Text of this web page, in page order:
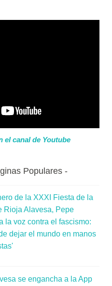
el canal de Youtube
Populares
de la XXXI Fiesta de la
Rioja Alavesa, Pepe
la voz contra el fascismo:
dejar el mundo en manos
se engancha a la App